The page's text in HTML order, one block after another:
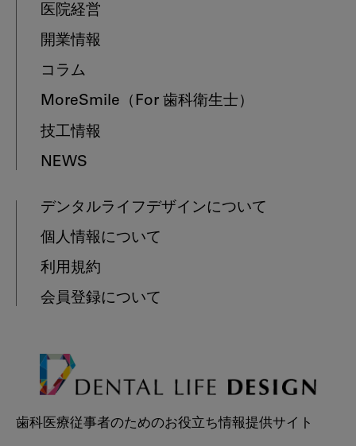
医院経営
開業情報
コラム
MoreSmile （For 歯科衛生士）
技工情報
NEWS
デンタルライフデザインについて
個人情報について
利用規約
会員登録について
歯科医療従事者のためのお役立ち情報提供サイト